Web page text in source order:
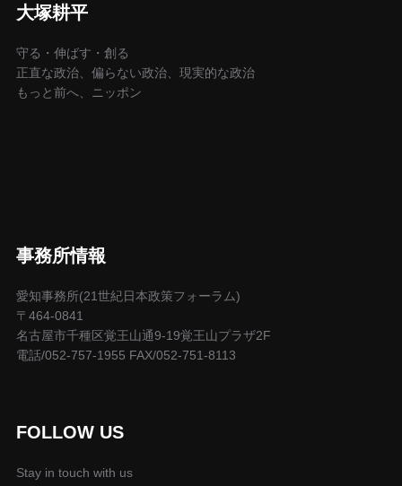
大塚耕平
守る・伸ばす・創る
正直な政治、偏らない政治、現実的な政治
もっと前へ、ニッポン
事務所情報
愛知事務所(21世紀日本政策フォーラム)
〒464-0841
名古屋市千種区覚王山通9-19覚王山プラザ2F
電話/052-757-1955 FAX/052-751-8113
FOLLOW US
Stay in touch with us